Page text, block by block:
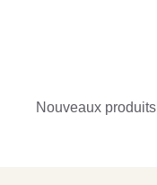
Nouveaux produits